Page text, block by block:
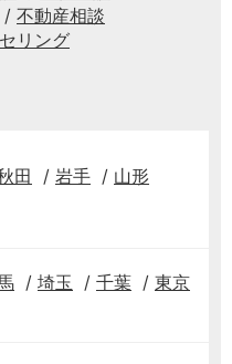
不動産相談
リング
田 岩手
山形
埼玉 千葉
東京